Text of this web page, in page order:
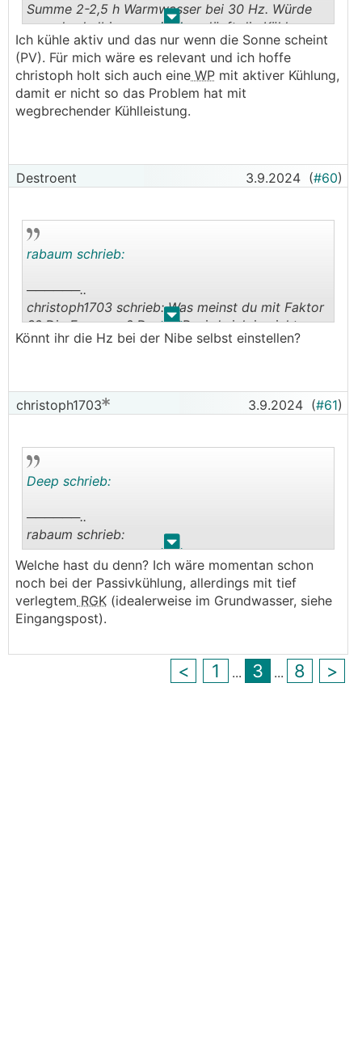
. .
Summe 2-2,5 h Warmwasser bei 30 Hz. Würde
man das halbieren, naja dann läuft die Kühlung
23 statt nur 22 Stunden. Ob das in einen
messbaren Bereich kommt, weiß ich nicht.
Ich kühle aktiv und das nur wenn die Sonne scheint
(PV). Für mich wäre es relevant und ich hoffe
christoph holt sich auch eine WP mit aktiver Kühlung,
damit er nicht so das Problem hat mit
wegbrechender Kühlleistung.
Destroent 3.9.2024 (#60)
. .
rabaum schrieb:
──────..
christoph1703 schrieb: Was meinst du mit Faktor
3? Die Frequenz? Der COP wird sich ja nicht
verdreifachen.
30 Hz auf zB 90 Hz
Der COP (mehr ist ja besser) würde sich dritteln,
Gehe schon davon aus, dass es signifikant
ineffizienter wird.
Könnt ihr die Hz bei der Nibe selbst einstellen?
christoph1703 3.9.2024 (#61)
. .
Deep schrieb:
──────..
rabaum schrieb:
An einem typischen Sommertag mache ich in
Summe 2-2,5 h Warmwasser bei 30 Hz. Würde
man das halbieren, naja dann läuft die Kühlung
23 statt nur 22 Stunden. Ob das in einen
Welche hast du denn? Ich wäre momentan schon
noch bei der Passivkühlung, allerdings mit tief
verlegtem RGK (idealerweise im Grundwasser, siehe
Eingangspost).
< 1 ... 3 ... 8 >